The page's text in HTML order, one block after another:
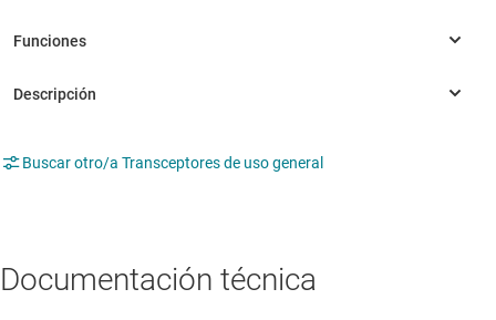
Buscar otro/a Transceptores de uso general
Documentación técnica